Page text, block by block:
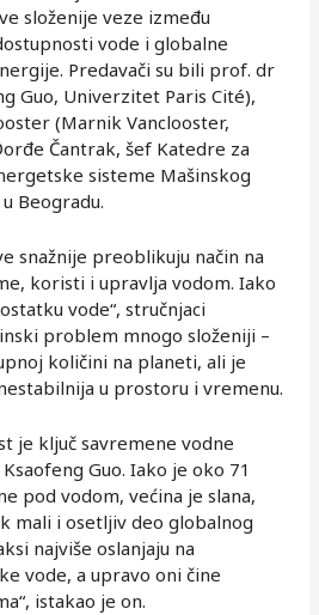
složenije veze između
vode i globalne
Predavači su bili prof. dr
Guo, Univerzitet Paris Cité),
(Marnik Vanclooster,
Čantrak, šef Katedre za
sisteme Mašinskog
Beogradu.
snažnije preoblikuju način na
koristi i upravlja vodom. Iako
vode“, stručnjaci
problem mnogo složeniji –
količini na planeti, ali je
u prostoru i vremenu.
je ključ savremene vodne
Guo. Iako je oko 71
pod vodom, većina je slana,
mali i osetljiv deo globalnog
najviše oslanjaju na
vode, a upravo oni čine
istakao je on.